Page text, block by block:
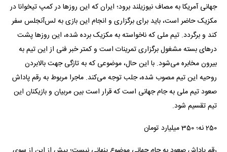
جهانی آمریکا به مصاف نیوزیلند برود؛ ایران که این روزها در کمپ تیخوانا در
مکزیک حاضر است، باید برای برگزاری و انجام این بازی به لس‌آنجلس سفر
کند و برگردد. تیم ملی که ناخواسته به مکزیک برده شده، این روزها پشت
درهای بسته مشغول برگزاری تمرینات است و کمتر خبر فنی از این تیم به
بیرون مخابره می‌شود. با این حال، موضوعی که به تازگی جهت بالابردن
روحیه این تیم مصوب شده، جلب توجه می‌کند. ماجرا مربوط به رقم پاداش
صعود تیم ملی به جام جهانی است که قرار است بین مربیان و بازیکنان این
تیم تقسیم شود.
250 نه؛ 350 میلیارد تومان